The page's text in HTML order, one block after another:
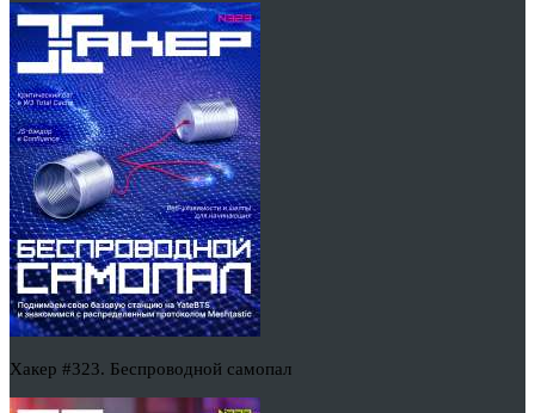
Хакер #323. Беспроводной самопал